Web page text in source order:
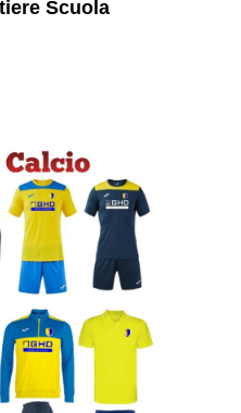
Scuola